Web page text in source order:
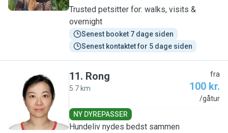
Trusted petsitter for: walks, visits &
overnight
Senest booket 7 dage siden
Senest kontaktet for 5 dage siden
R
11. Rong
5.7 km
fra
100 kr.
/gåtur
NY DYREPASSER
Hundeliv nydes bedst sammen